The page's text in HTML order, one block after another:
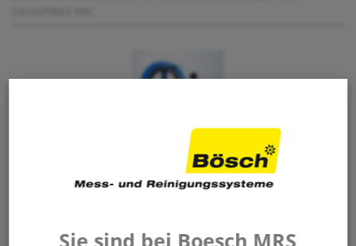
Saugspirale-Wasser KWL Länge 15m,
komplett mit Kompakthaspel
490.00
Sie sind bei Boesch MRS